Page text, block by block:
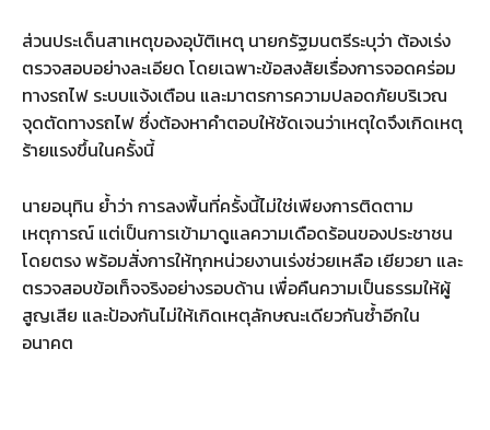
ส่วนประเด็นสาเหตุของอุบัติเหตุ นายกรัฐมนตรีระบุว่า ต้องเร่ง
ตรวจสอบอย่างละเอียด โดยเฉพาะข้อสงสัยเรื่องการจอดคร่อม
ทางรถไฟ ระบบแจ้งเตือน และมาตรการความปลอดภัยบริเวณ
จุดตัดทางรถไฟ ซึ่งต้องหาคำตอบให้ชัดเจนว่าเหตุใดจึงเกิดเหตุ
ร้ายแรงขึ้นในครั้งนี้
นายอนุทิน ย้ำว่า การลงพื้นที่ครั้งนี้ไม่ใช่เพียงการติดตาม
เหตุการณ์ แต่เป็นการเข้ามาดูแลความเดือดร้อนของประชาชน
โดยตรง พร้อมสั่งการให้ทุกหน่วยงานเร่งช่วยเหลือ เยียวยา และ
ตรวจสอบข้อเท็จจริงอย่างรอบด้าน เพื่อคืนความเป็นธรรมให้ผู้
สูญเสีย และป้องกันไม่ให้เกิดเหตุลักษณะเดียวกันซ้ำอีกใน
อนาคต